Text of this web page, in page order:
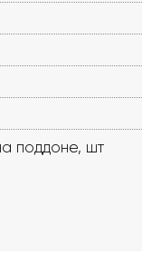
поддоне, шт